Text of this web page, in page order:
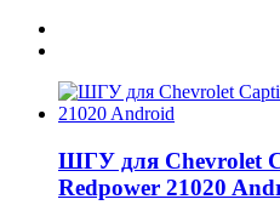
ШГУ для Chevrolet
Redpower 21020